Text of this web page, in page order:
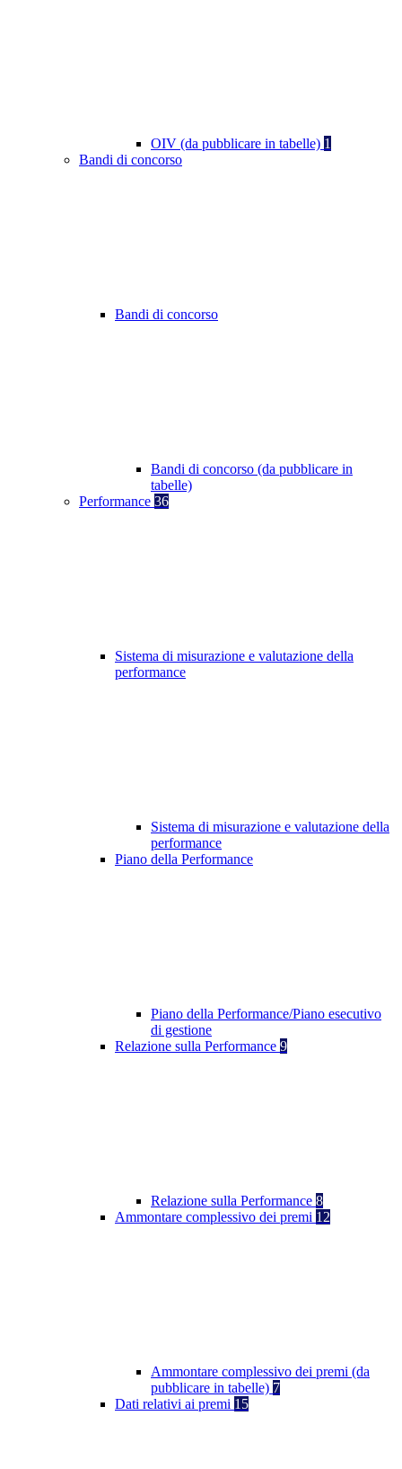
OIV (da pubblicare in tabelle) 1
Bandi di concorso
Bandi di concorso
Bandi di concorso (da pubblicare in
tabelle)
Performance 36
Sistema di misurazione e valutazione della
performance
Sistema di misurazione e valutazione della
performance
Piano della Performance
Piano della Performance/Piano esecutivo
di gestione
Relazione sulla Performance 9
Relazione sulla Performance 8
Ammontare complessivo dei premi 12
Ammontare complessivo dei premi (da
pubblicare in tabelle) 7
Dati relativi ai premi 15